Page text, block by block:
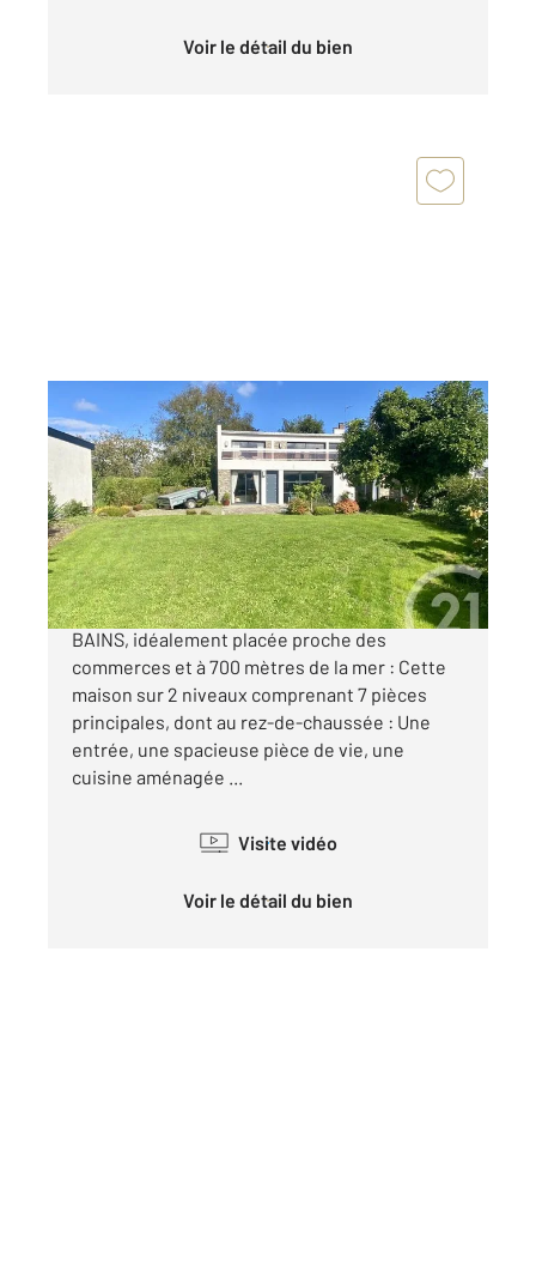
Voir le détail du bien
DONVILLE LES BAINS 50
286 m2 , 7 pièces
Ref : 43878
Maison à vendre
835 000 €
CENTURY 21 vous propose A DONVILLE-LES-
BAINS, idéalement placée proche des
commerces et à 700 mètres de la mer : Cette
maison sur 2 niveaux comprenant 7 pièces
principales, dont au rez-de-chaussée : Une
entrée, une spacieuse pièce de vie, une
cuisine aménagée ...
Visite vidéo
Voir le détail du bien